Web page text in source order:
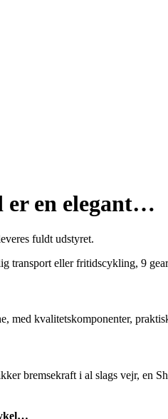
er en elegant…
fuldt udstyret.
transport eller fritidscykling, 9
med kvalitetskomponenter,
bremsekraft i al slags vejr, en